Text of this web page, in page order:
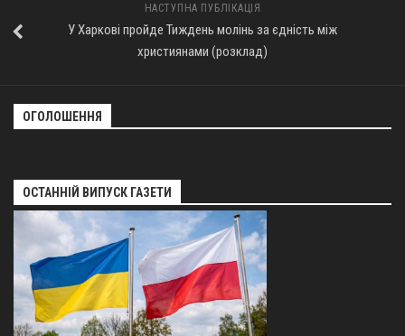
НАСТУПНА ПУБЛІКАЦІЯ
У Харкові пройде Тиждень молінь за єдність між
християнами (розклад)
ОГОЛОШЕННЯ
ОСТАННІЙ ВИПУСК ГАЗЕТИ